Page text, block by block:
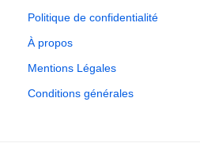
Politique de confidentialité
À propos
Mentions Légales
Conditions générales